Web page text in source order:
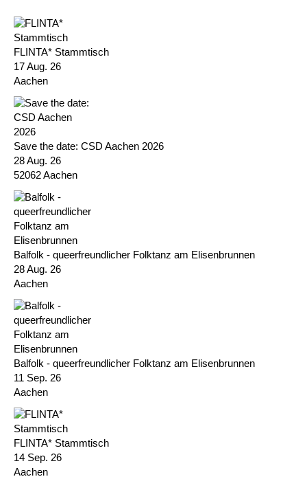
FLINTA* Stammtisch
17 Aug. 26
Aachen
Save the date: CSD Aachen 2026
28 Aug. 26
52062 Aachen
Balfolk - queerfreundlicher Folktanz am Elisenbrunnen
28 Aug. 26
Aachen
Balfolk - queerfreundlicher Folktanz am Elisenbrunnen
11 Sep. 26
Aachen
FLINTA* Stammtisch
14 Sep. 26
Aachen